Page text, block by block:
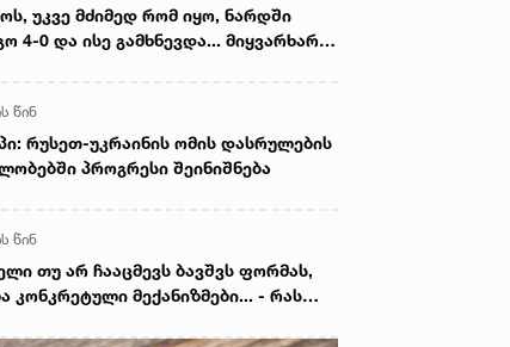
უკვე მძიმედ რომ იყო, ნარდში
4-0 და ისე გამხნევდა... მიყვარხარ,
წინ
რუსეთ-უკრაინის ომის დასრულების
პროგრესი შეინიშნება
წინ
თუ არ ჩააცმევს ბავშვს ფორმას,
კონკრეტული მექანიზმები... - რას